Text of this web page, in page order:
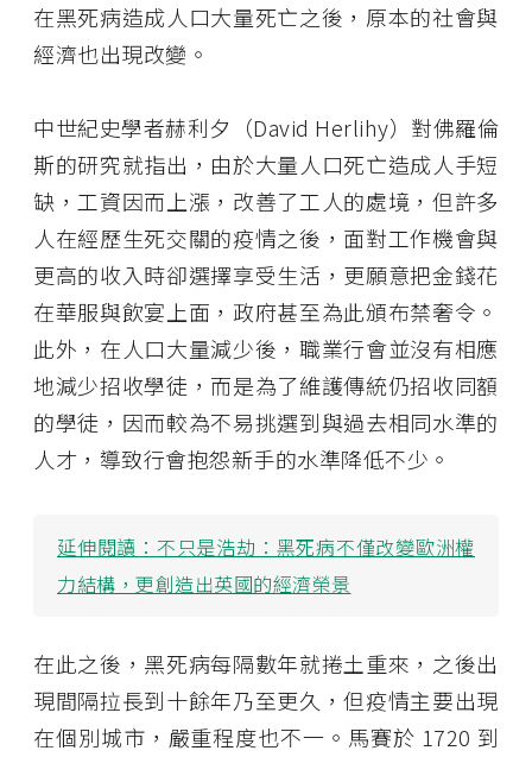
在黑死病造成人口大量死亡之後，原本的社會與
經濟也出現改變。
中世紀史學者赫利夕（David Herlihy）對佛羅倫
斯的研究就指出，由於大量人口死亡造成人手短
缺，工資因而上漲，改善了工人的處境，但許多
人在經歷生死交關的疫情之後，面對工作機會與
更高的收入時卻選擇享受生活，更願意把金錢花
在華服與飲宴上面，政府甚至為此頒布禁奢令。
此外，在人口大量減少後，職業行會並沒有相應
地減少招收學徒，而是為了維護傳統仍招收同額
的學徒，因而較為不易挑選到與過去相同水準的
人才，導致行會抱怨新手的水準降低不少。
延伸閱讀： 不只是浩劫：黑死病不僅改變歐洲權
力結構，更創造出英國的經濟榮景
在此之後，黑死病每隔數年就捲土重來，之後出
現間隔拉長到十餘年乃至更久，但疫情主要出現
在個別城市，嚴重程度也不一。馬賽於 1720 到